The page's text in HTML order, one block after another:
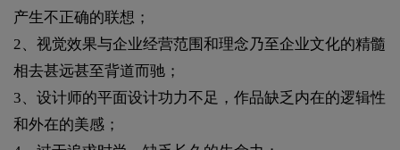
产生不正确的联想；
2、视觉效果与企业经营范围和理念乃至企业文化的精髓
相去甚远甚至背道而驰；
3、设计师的平面设计功力不足，作品缺乏内在的逻辑性
和外在的美感；